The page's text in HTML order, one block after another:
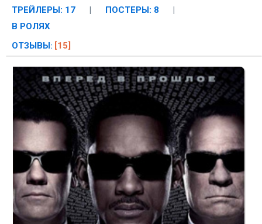
ТРЕЙЛЕРЫ: 17
| ПОСТЕРЫ: 8
|
В РОЛЯХ
ОТЗЫВЫ: [15]